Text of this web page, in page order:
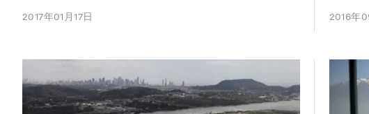
2017年01月17日 2016年